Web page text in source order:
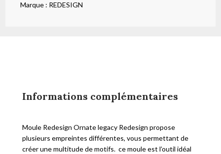
Marque : REDESIGN
Informations complémentaires
Moule Redesign Ornate legacy Redesign propose
plusieurs empreintes différentes, vous permettant de
créer une multitude de motifs. ce moule est l’outil idéal